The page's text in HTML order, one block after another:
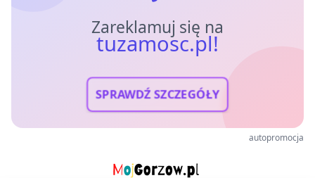
Zareklamuj się na
tuzamosc.pl!
SPRAWDŹ SZCZEGÓŁY
autopromocja